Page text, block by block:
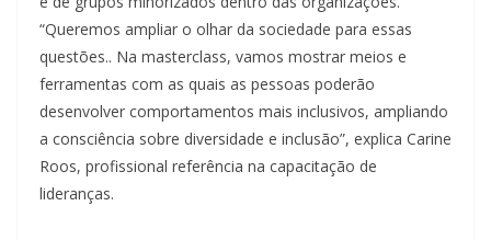
“Queremos ampliar o olhar da sociedade para essas
questões.. Na masterclass, vamos mostrar meios e
ferramentas com as quais as pessoas poderão
desenvolver comportamentos mais inclusivos, ampliando
a consciência sobre diversidade e inclusão”, explica Carine
Roos, profissional referência na capacitação de
lideranças.